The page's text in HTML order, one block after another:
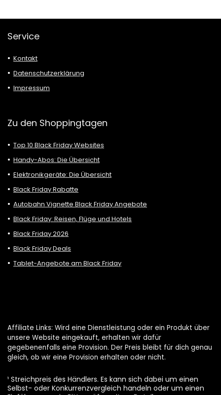
Service
Kontakt
Datenschutzerklärung
Impressum
Zu den Shoppingtagen
Top 10 Black Friday Websites
Handy-Abos: Die Übersicht
Elektronikgeräte: Die Übersicht
Black Friday Rabatte
Autobahn Vignette Black Friday Angebote
Black Friday: Reisen, Flüge und Hotels
Black Friday 2026
Black Friday Deals
Tablet-Angebote am Black Friday
Affiliate Links: Wird eine Dienstleistung oder ein Produkt über
unsere Website eingekauft, erhalten wir dafür
gegebenenfalls eine Provision. Der Preis bleibt für dich genau
gleich, ob wir eine Provision erhalten oder nicht.
¹ Streichpreis des Händlers. Es kann sich dabei um einen
Selbst- oder Konkurrenzvergleich handeln oder um einen